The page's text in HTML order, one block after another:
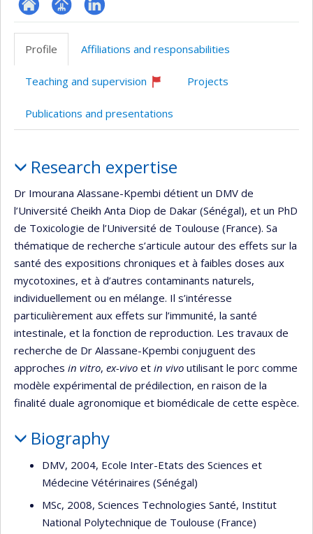
ResearchGate
Page
(faculté,département,école)
LinkedIn
Profile
Affiliations and responsabilities
Teaching and supervision
recruiting
Projects
Publications and presentations
Research expertise
Dr Imourana Alassane-Kpembi détient un DMV de
l’Université Cheikh Anta Diop de Dakar (Sénégal), et un PhD
de Toxicologie de l’Université de Toulouse (France). Sa
thématique de recherche s’articule autour des effets sur la
santé des expositions chroniques et à faibles doses aux
mycotoxines, et à d’autres contaminants naturels,
individuellement ou en mélange. Il s’intéresse
particulièrement aux effets sur l’immunité, la santé
intestinale, et la fonction de reproduction. Les travaux de
recherche de Dr Alassane-Kpembi conjuguent des
approches in vitro, ex-vivo et in vivo utilisant le porc comme
modèle expérimental de prédilection, en raison de la
finalité duale agronomique et biomédicale de cette espèce.
Biography
DMV, 2004, Ecole Inter-Etats des Sciences et
Médecine Vétérinaires (Sénégal)
MSc, 2008, Sciences Technologies Santé, Institut
National Polytechnique de Toulouse (France)